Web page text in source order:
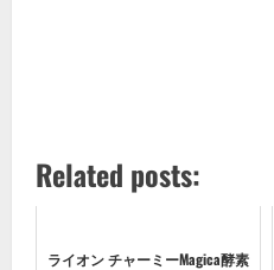
Related posts:
ライオン チャーミーMagica酵素